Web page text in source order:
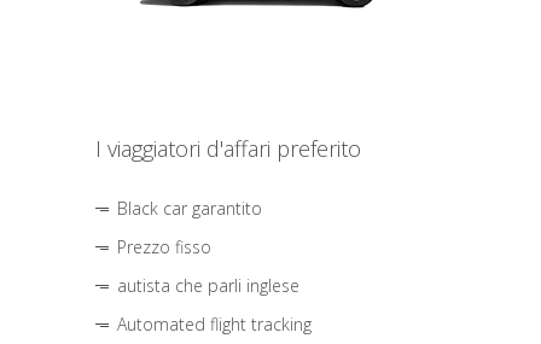
I viaggiatori d'affari preferito
Black car garantito
Prezzo fisso
autista che parli inglese
Automated flight tracking